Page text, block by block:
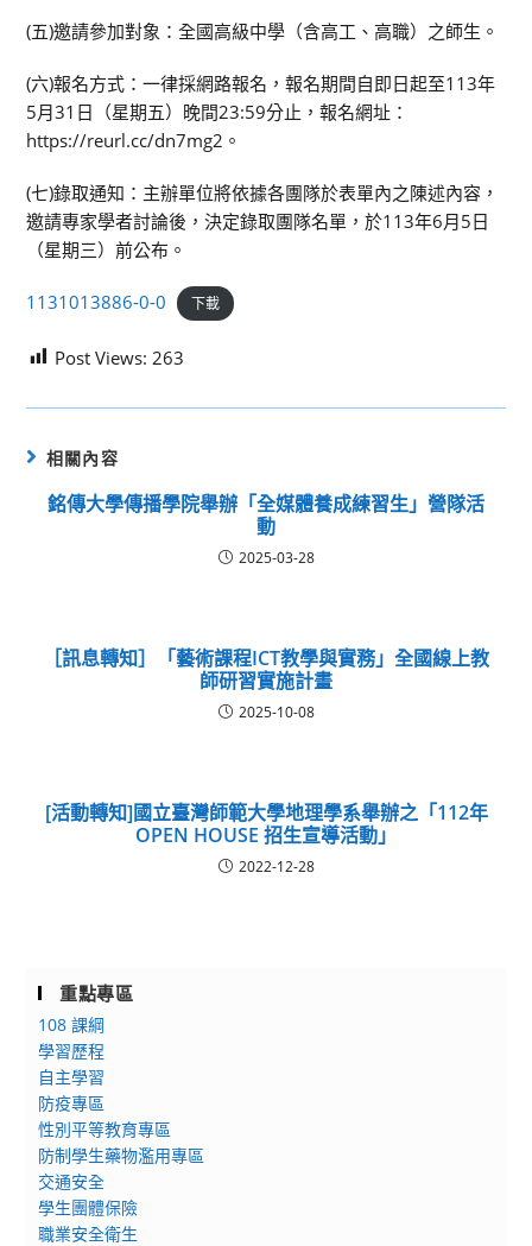
(五)邀請參加對象：全國高級中學（含高工、高職）之師生。
(六)報名方式：一律採網路報名，報名期間自即日起至113年
5月31日（星期五）晚間23:59分止，報名網址：
https://reurl.cc/dn7mg2。
(七)錄取通知：主辦單位將依據各團隊於表單內之陳述內容，
邀請專家學者討論後，決定錄取團隊名單，於113年6月5日
（星期三）前公布。
1131013886-0-0 下載
Post Views: 263
相關內容
銘傳大學傳播學院舉辦「全媒體養成練習生」營隊活
動
2025-03-28
［訊息轉知］「藝術課程ICT教學與實務」全國線上教
師研習實施計畫
2025-10-08
[活動轉知]國立臺灣師範大學地理學系舉辦之「112年
OPEN HOUSE 招生宣導活動」
2022-12-28
重點專區
108 課綱
學習歷程
自主學習
防疫專區
性別平等教育專區
防制學生藥物濫用專區
交通安全
學生團體保險
職業安全衛生